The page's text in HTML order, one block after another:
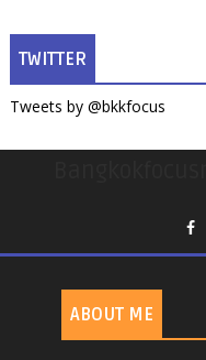
TWITTER
Tweets by @bkkfocus
ABOUT ME